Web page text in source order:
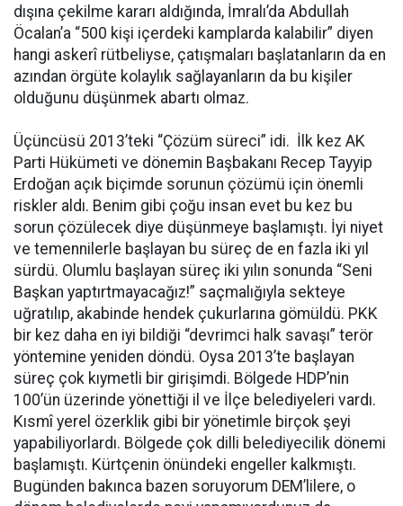
dışına çekilme kararı aldığında, İmralı’da Abdullah
Öcalan’a “500 kişi içerdeki kamplarda kalabilir” diyen
hangi askerî rütbeliyse, çatışmaları başlatanların da en
azından örgüte kolaylık sağlayanların da bu kişiler
olduğunu düşünmek abartı olmaz.
Üçüncüsü 2013’teki “Çözüm süreci” idi. İlk kez AK
Parti Hükümeti ve dönemin Başbakanı Recep Tayyip
Erdoğan açık biçimde sorunun çözümü için önemli
riskler aldı. Benim gibi çoğu insan evet bu kez bu
sorun çözülecek diye düşünmeye başlamıştı. İyi niyet
ve temennilerle başlayan bu süreç de en fazla iki yıl
sürdü. Olumlu başlayan süreç iki yılın sonunda “Seni
Başkan yaptırtmayacağız!” saçmalığıyla sekteye
uğratılıp, akabinde hendek çukurlarına gömüldü. PKK
bir kez daha en iyi bildiği “devrimci halk savaşı” terör
yöntemine yeniden döndü. Oysa 2013’te başlayan
süreç çok kıymetli bir girişimdi. Bölgede HDP’nin
100’ün üzerinde yönettiği il ve İlçe belediyeleri vardı.
Kısmî yerel özerklik gibi bir yönetimle birçok şeyi
yapabiliyorlardı. Bölgede çok dilli belediyecilik dönemi
başlamıştı. Kürtçenin önündeki engeller kalkmıştı.
Bugünden bakınca bazen soruyorum DEM’lilere, o